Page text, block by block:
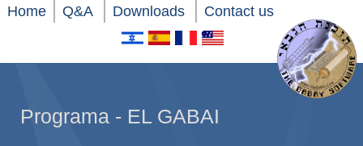
Home Q&A Downloads Contact us
Programa - EL GABAI